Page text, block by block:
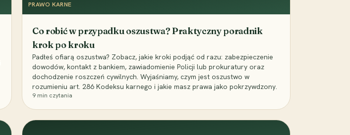
PRAWO KARNE
Co robić w przypadku oszustwa? Praktyczny poradnik
krok po kroku
Padłeś ofiarą oszustwa? Zobacz, jakie kroki podjąć od razu: zabezpieczenie
dowodów, kontakt z bankiem, zawiadomienie Policji lub prokuratury oraz
dochodzenie roszczeń cywilnych. Wyjaśniamy, czym jest oszustwo w
rozumieniu art. 286 Kodeksu karnego i jakie masz prawa jako pokrzywdzony.
9 min czytania